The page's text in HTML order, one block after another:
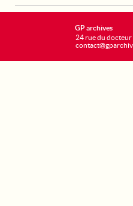
GP archives
24 rue du